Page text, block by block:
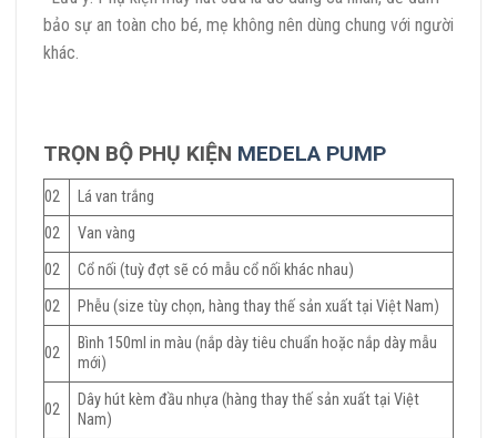
bảo sự an toàn cho bé, mẹ không nên dùng chung với người
khác.
TRỌN BỘ PHỤ KIỆN MEDELA PUMP
02
Lá van trắng
02
Van vàng
02
Cổ nối (tuỳ đợt sẽ có mẫu cổ nối khác nhau)
02
Phễu (size tùy chọn, hàng thay thế sản xuất tại Việt Nam)
02
Bình 150ml in màu (nắp dày tiêu chuẩn hoặc nắp dày mẫu
mới)
02
Dây hút kèm đầu nhựa (hàng thay thế sản xuất tại Việt
Nam)